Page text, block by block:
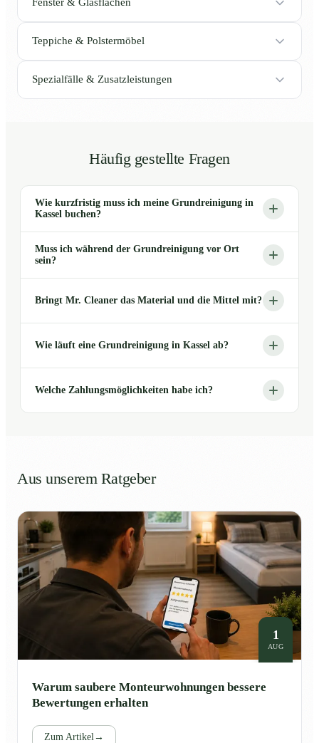
Fenster & Glasflächen
Teppiche & Polstermöbel
Spezialfälle & Zusatzleistungen
Häufig gestellte Fragen
Wie kurzfristig muss ich meine Grundreinigung in
Kassel buchen?
Muss ich während der Grundreinigung vor Ort
sein?
Bringt Mr. Cleaner das Material und die Mittel mit?
Wie läuft eine Grundreinigung in Kassel ab?
Welche Zahlungsmöglichkeiten habe ich?
Aus unserem Ratgeber
1
AUG
Warum saubere Monteurwohnungen bessere
Bewertungen erhalten
Zum Artikel →